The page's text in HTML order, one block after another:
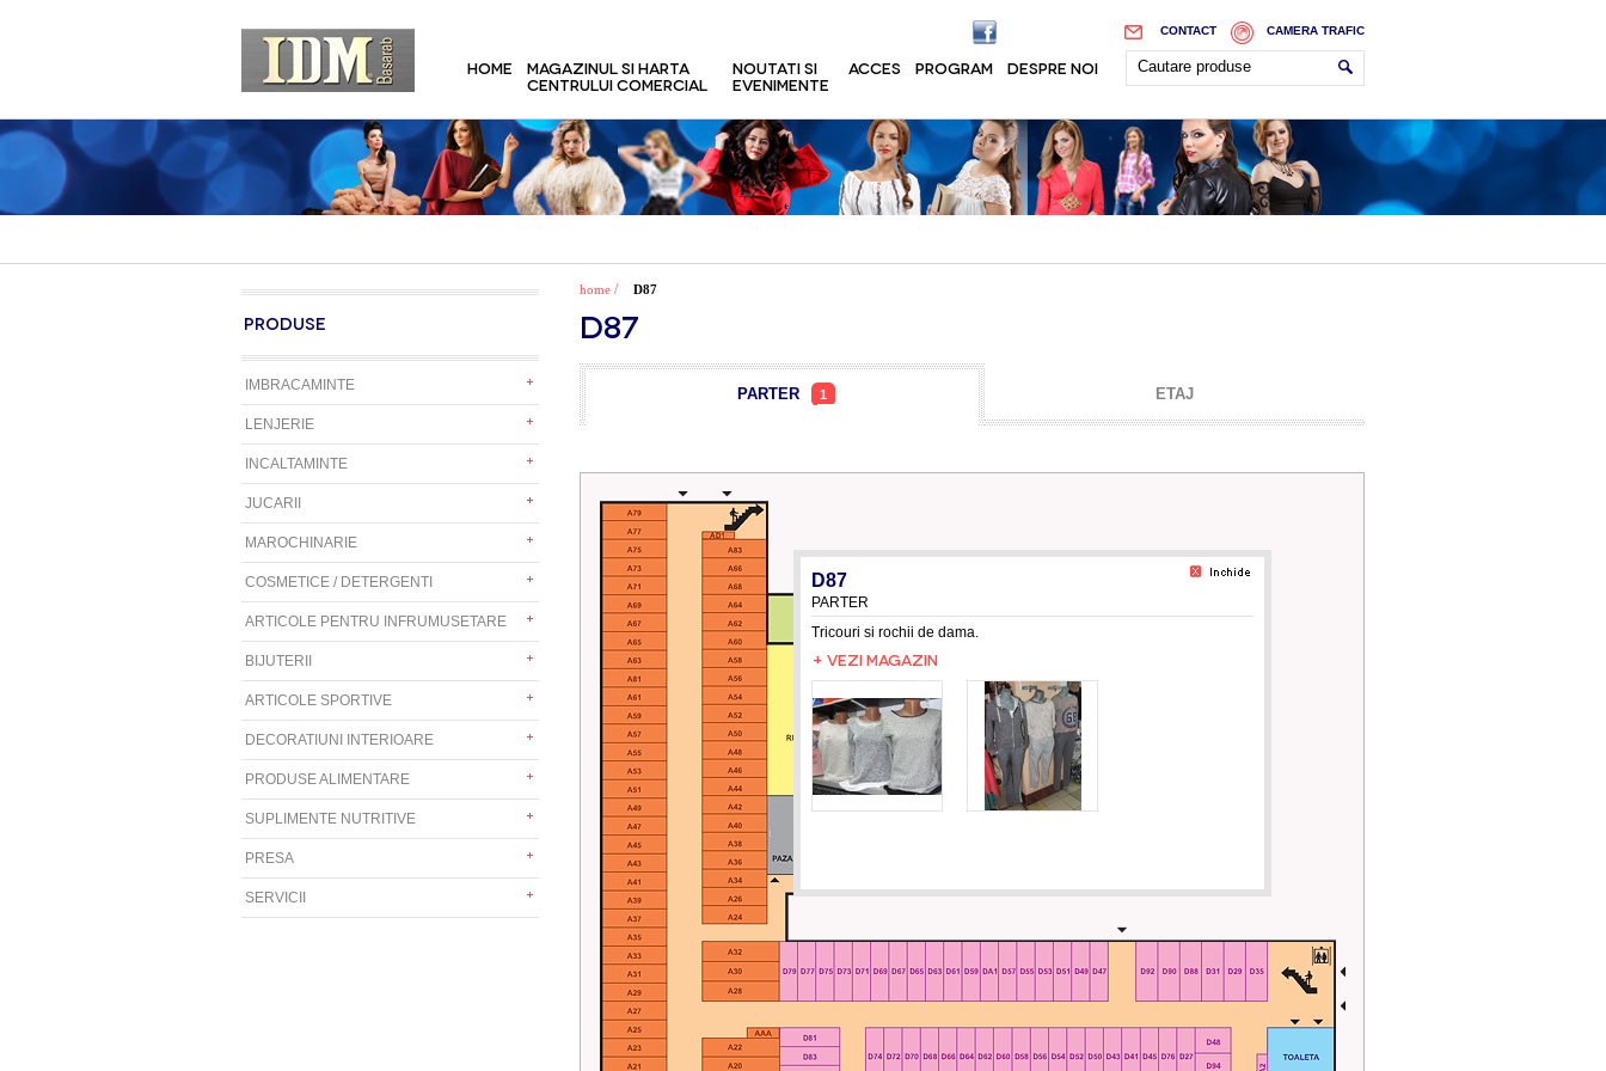
CAMERA TRAFIC
CONTACT
HOME
MAGAZINUL SI HARTA
CENTRULUI COMERCIAL
NOUTATI SI
EVENIMENTE
ACCES PROGRAM DESPRE NOI
PRODUSE
IMBRACAMINTE
LENJERIE
INCALTAMINTE
JUCARII
MAROCHINARIE
COSMETICE / DETERGENTI
ARTICOLE PENTRU INFRUMUSETARE
BIJUTERII
ARTICOLE SPORTIVE
DECORATIUNI INTERIOARE
PRODUSE ALIMENTARE
SUPLIMENTE NUTRITIVE
PRESA
SERVICII
home / D87
D87
PARTER 1 ETAJ
D87
PARTER
Tricouri si rochii de dama.
+ VEZI MAGAZIN